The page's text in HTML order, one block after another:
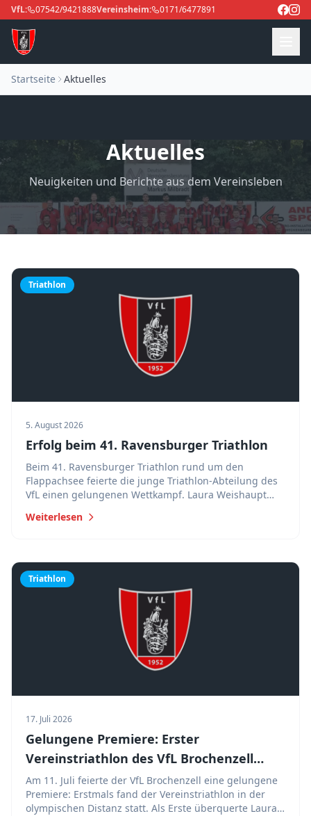
VfL: 07542/9421888Vereinsheim: 0171/6477891
Startseite Aktuelles
Aktuelles
Neuigkeiten und Berichte aus dem Vereinsleben
Triathlon
5. August 2026
Erfolg beim 41. Ravensburger Triathlon
Beim 41. Ravensburger Triathlon rund um den
Flappachsee feierte die junge Triathlon-Abteilung des
VfL einen gelungenen Wettkampf. Laura Weishaupt
erreichte einen starken 14. Platz.
Weiterlesen
Triathlon
17. Juli 2026
Gelungene Premiere: Erster
Vereinstriathlon des VfL Brochenzell
begeistert Teilnehmer
Am 11. Juli feierte der VfL Brochenzell eine gelungene
Premiere: Erstmals fand der Vereinstriathlon in der
olympischen Distanz statt. Als Erste überquerte Laura